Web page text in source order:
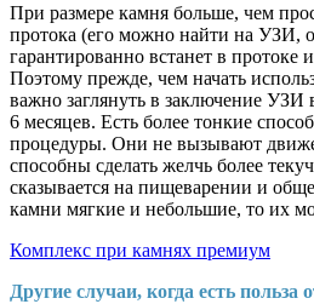
При размере камня больше, чем
протока (его можно найти на УЗИ,
гарантированно встанет в протоке
Поэтому прежде, чем начать
важно заглянуть в заключение УЗИ
6 месяцев. Есть более тонкие
процедуры. Они не вызывают
способны сделать желчь более
сказывается на пищеварении и
камни мягкие и небольшие, то их
Комплекс при камнях премиум
Другие случаи, когда есть польза